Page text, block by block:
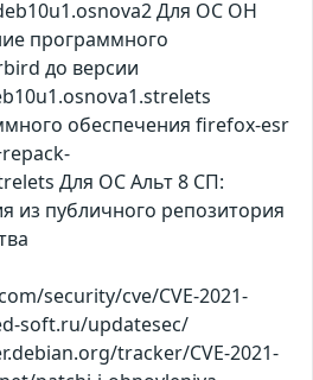
Для ОС ОН
программного
до версии
обеспечения firefox-esr
Для ОС Альт 8 СП:
из публичного репозитория
security/cve/CVE-2021-
soft.ru/updatesec/
tracker/CVE-2021-